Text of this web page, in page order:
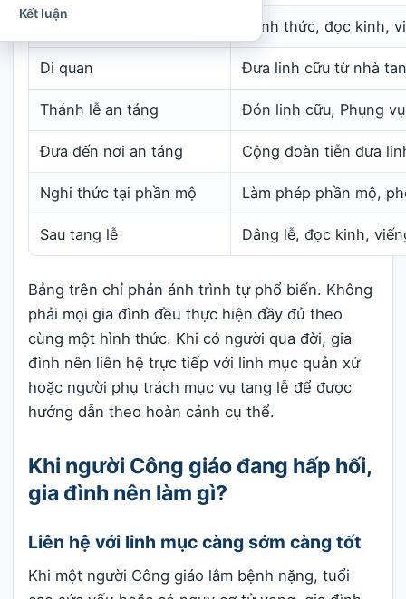
Thời gian quàn Canh thức, đọc kinh,
Di quan Đưa linh cữu từ nhà
Thánh lễ an táng Đón linh cữu, Phụng
Đưa đến nơi an táng Cộng đoàn tiễn đưa
Nghi thức tại phần mộ Làm phép phần mộ,
Sau tang lễ Dâng lễ, đọc kinh,
Bảng trên chỉ phản ánh trình tự phổ biến. Không
phải mọi gia đình đều thực hiện đầy đủ theo
cùng một hình thức. Khi có người qua đời, gia
đình nên liên hệ trực tiếp với linh mục quản xứ
hoặc người phụ trách mục vụ tang lễ để được
hướng dẫn theo hoàn cảnh cụ thể.
Khi người Công giáo đang hấp hối,
gia đình nên làm gì?
Liên hệ với linh mục càng sớm càng tốt
Khi một người Công giáo lâm bệnh nặng, tuổi
Kết luận